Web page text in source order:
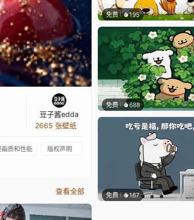
豆子酱edda
2665 张壁纸
画质和性能 版权声明
查看全部
免费 195
免费 688
免费 167